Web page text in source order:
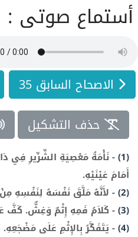
أستماع صوتى :
الاصحاح السابق 35
حذف التشكيل
(1)
-نَأْمَةُ مَعْصِيَةِ الشِّرِّيرِ فِي
أَمَامَ عَيْنَيْهِ.
(2)
- لأَنَّهُ مَلَّقَ نَفْسَهُ لِنَفْسِهِ
(3)
- كَلاَمُ فَمِهِ إِثْمٌ وَغِشٌّ. كَفَّ
(4)
- يَتَفَكَّرُ بِالإِثْمِ عَلَى